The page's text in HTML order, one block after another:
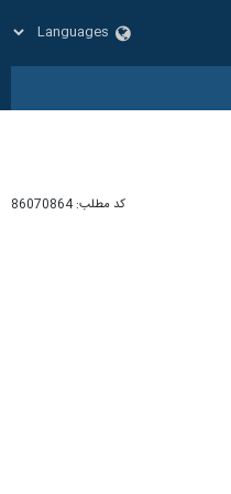
کد مطلب: 86070864